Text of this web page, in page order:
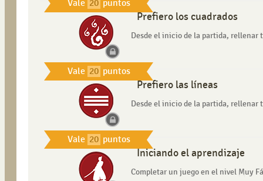
Vale 20 puntos
Vale 20 puntos
Prefiero los cuadrados
Desde el inicio de la partida, rellenar
Vale 20 puntos
Prefiero las líneas
Desde el inicio de la partida, rellenar
Iniciando el aprendizaje
Completar un juego en el nivel Muy